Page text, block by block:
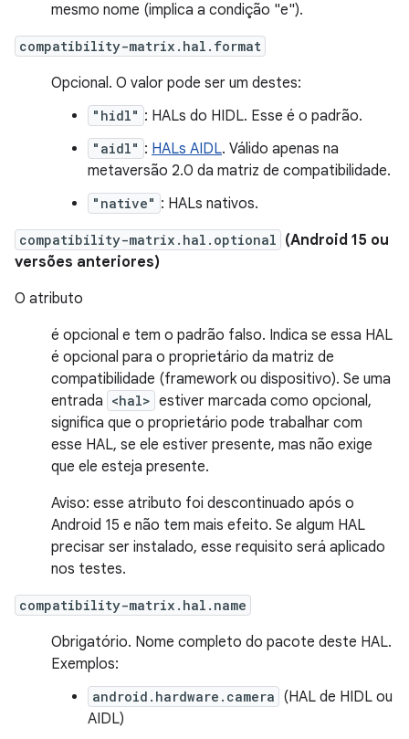
mesmo nome (implica a condição "e").
compatibility-matrix.hal.format
Opcional. O valor pode ser um destes:
"hidl" : HALs do HIDL. Esse é o padrão.
"aidl" : HALs AIDL. Válido apenas na
metaversão 2.0 da matriz de compatibilidade.
"native" : HALs nativos.
compatibility-matrix.hal.optional (Android 15 ou
versões anteriores)
O atributo
é opcional e tem o padrão falso. Indica se essa HAL
é opcional para o proprietário da matriz de
compatibilidade (framework ou dispositivo). Se uma
entrada <hal> estiver marcada como opcional,
significa que o proprietário pode trabalhar com
esse HAL, se ele estiver presente, mas não exige
que ele esteja presente.
Aviso: esse atributo foi descontinuado após o
Android 15 e não tem mais efeito. Se algum HAL
precisar ser instalado, esse requisito será aplicado
nos testes.
compatibility-matrix.hal.name
Obrigatório. Nome completo do pacote deste HAL.
Exemplos:
android.hardware.camera (HAL de HIDL ou
AIDL)